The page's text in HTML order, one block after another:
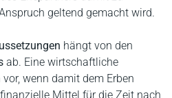
geltend gemacht wird.
hängt von den
ab. Eine wirtschaftliche
wenn damit dem Erben
Mittel für die Zeit nach